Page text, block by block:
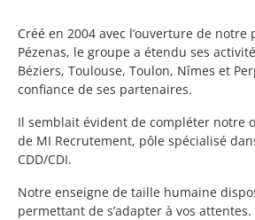
Créé en 2004 avec l’ouverture de notre
Pézenas, le groupe a étendu ses
Béziers, Toulouse, Toulon, Nîmes et
confiance de ses partenaires.
Il semblait évident de compléter notre
de MI Recrutement, pôle spécialisé
CDD/CDI.
Notre enseigne de taille humaine
permettant de s’adapter à vos attentes.